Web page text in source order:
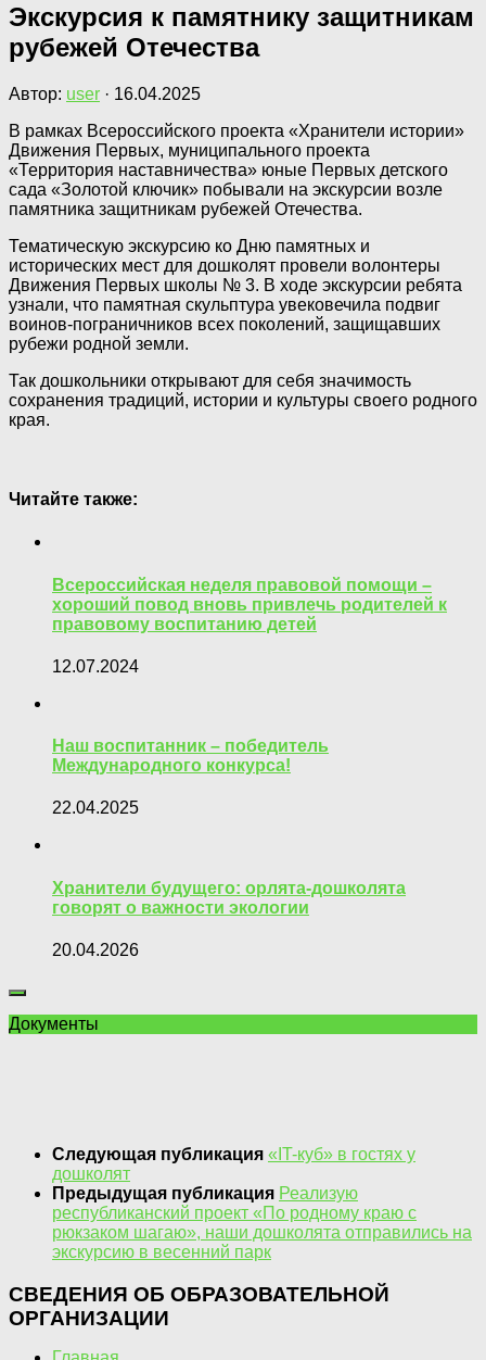
Экскурсия к памятнику защитникам
рубежей Отечества
Автор: user · 16.04.2025
В рамках Всероссийского проекта «Хранители истории»
Движения Первых, муниципального проекта
«Территория наставничества» юные Первых детского
сада «Золотой ключик» побывали на экскурсии возле
памятника защитникам рубежей Отечества.
Тематическую экскурсию ко Дню памятных и
исторических мест для дошколят провели волонтеры
Движения Первых школы № 3. В ходе экскурсии ребята
узнали, что памятная скульптура увековечила подвиг
воинов-пограничников всех поколений, защищавших
рубежи родной земли.
Так дошкольники открывают для себя значимость
сохранения традиций, истории и культуры своего родного
края.
Читайте также:
Всероссийская неделя правовой помощи –
хороший повод вновь привлечь родителей к
правовому воспитанию детей
12.07.2024
Наш воспитанник – победитель
Международного конкурса!
22.04.2025
Хранители будущего: орлята-дошколята
говорят о важности экологии
20.04.2026
Документы
Следующая публикация «IT-куб» в гостях у
дошколят
Предыдущая публикация Реализую
республиканский проект «По родному краю с
рюкзаком шагаю», наши дошколята отправились на
экскурсию в весенний парк
СВЕДЕНИЯ ОБ ОБРАЗОВАТЕЛЬНОЙ
ОРГАНИЗАЦИИ